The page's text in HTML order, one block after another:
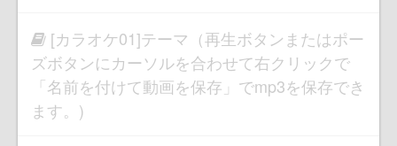
[カラオケ01]テーマ（再生ボタンまたはポー
ズボタンにカーソルを合わせて右クリックで
「名前を付けて動画を保存」でmp3を保存でき
ます。)